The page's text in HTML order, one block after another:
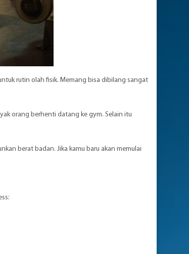
rutin olah fisik. Memang bisa dibilang sangat
orang berhenti datang ke gym. Selain itu
berat badan. Jika kamu baru akan memulai